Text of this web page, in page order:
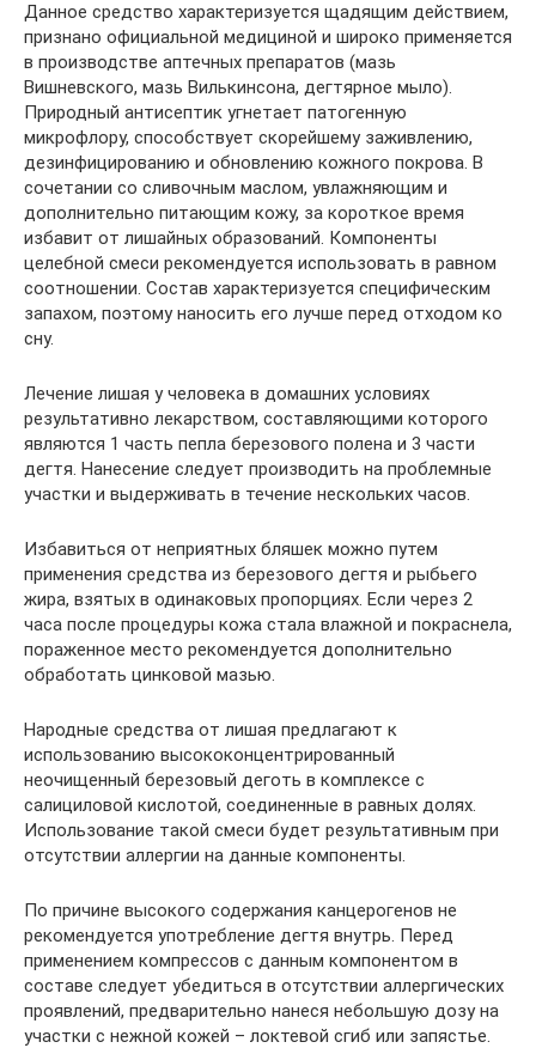
Данное средство характеризуется щадящим действием,
признано официальной медициной и широко применяется
в производстве аптечных препаратов (мазь
Вишневского, мазь Вилькинсона, дегтярное мыло).
Природный антисептик угнетает патогенную
микрофлору, способствует скорейшему заживлению,
дезинфицированию и обновлению кожного покрова. В
сочетании со сливочным маслом, увлажняющим и
дополнительно питающим кожу, за короткое время
избавит от лишайных образований. Компоненты
целебной смеси рекомендуется использовать в равном
соотношении. Состав характеризуется специфическим
запахом, поэтому наносить его лучше перед отходом ко
сну.
Лечение лишая у человека в домашних условиях
результативно лекарством, составляющими которого
являются 1 часть пепла березового полена и 3 части
дегтя. Нанесение следует производить на проблемные
участки и выдерживать в течение нескольких часов.
Избавиться от неприятных бляшек можно путем
применения средства из березового дегтя и рыбьего
жира, взятых в одинаковых пропорциях. Если через 2
часа после процедуры кожа стала влажной и покраснела,
пораженное место рекомендуется дополнительно
обработать цинковой мазью.
Народные средства от лишая предлагают к
использованию высококонцентрированный
неочищенный березовый деготь в комплексе с
салициловой кислотой, соединенные в равных долях.
Использование такой смеси будет результативным при
отсутствии аллергии на данные компоненты.
По причине высокого содержания канцерогенов не
рекомендуется употребление дегтя внутрь. Перед
применением компрессов с данным компонентом в
составе следует убедиться в отсутствии аллергических
проявлений, предварительно нанеся небольшую дозу на
участки с нежной кожей – локтевой сгиб или запястье.